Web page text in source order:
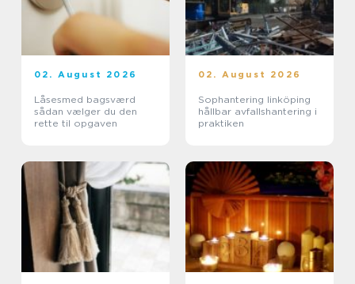
02. August 2026
Låsesmed bagsværd
sådan vælger du den
rette til opgaven
02. August 2026
Sophantering linköping
hållbar avfallshantering i
praktiken